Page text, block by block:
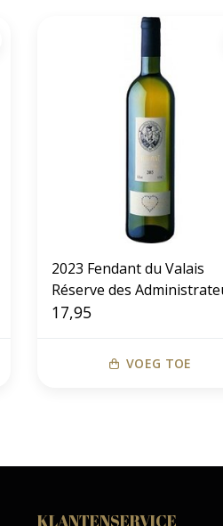
2023 Fendant du Valais
Réserve des
17,95
VOEG TOE
KLANTENSERVICE